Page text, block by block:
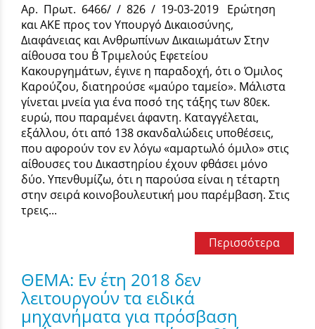
Αρ. Πρωτ. 6466/ / 826 / 19-03-2019 Ερώτηση
και ΑΚΕ προς τον Υπουργό Δικαιοσύνης,
Διαφάνειας και Ανθρωπίνων Δικαιωμάτων Στην
αίθουσα του Β΄ Τριμελούς Εφετείου
Κακουργημάτων, έγινε η παραδοχή, ότι ο Όμιλος
Καρούζου, διατηρούσε «μαύρο ταμείο». Μάλιστα
γίνεται μνεία για ένα ποσό της τάξης των 80εκ.
ευρώ, που παραμένει άφαντη. Καταγγέλεται,
εξάλλου, ότι από 138 σκανδαλώδεις υποθέσεις,
που αφορούν τον εν λόγω «αμαρτωλό όμιλο» στις
αίθουσες του Δικαστηρίου έχουν φθάσει μόνο
δύο. Υπενθυμίζω, ότι η παρούσα είναι η τέταρτη
στην σειρά κοινοβουλευτική μου παρέμβαση. Στις
τρεις...
Περισσότερα
ΘΕΜΑ: Εν έτη 2018 δεν
λειτουργούν τα ειδικά
μηχανήματα για πρόσβαση